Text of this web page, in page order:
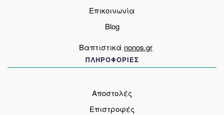
Επικοινωνία
Blog
Βαπτιστικά nonos.gr
ΠΛΗΡΟΦΟΡΙΕΣ
Αποστολές
Επιστροφές